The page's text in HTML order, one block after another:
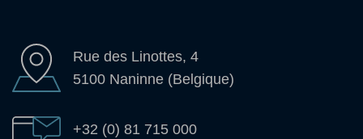
Rue des Linottes, 4
5100 Naninne (Belgique)
+32 (0) 81 715 000